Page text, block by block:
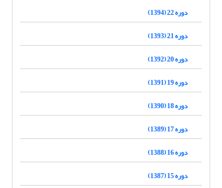
دوره 22 (1394)
دوره 21 (1393)
دوره 20 (1392)
دوره 19 (1391)
دوره 18 (1390)
دوره 17 (1389)
دوره 16 (1388)
دوره 15 (1387)